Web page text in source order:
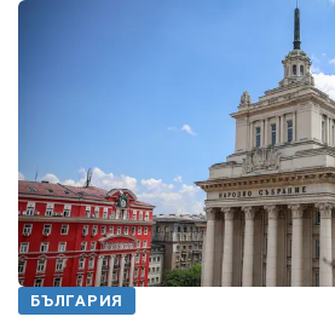
БЪЛГАРИЯ